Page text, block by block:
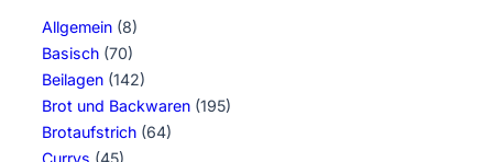
Allgemein (8)
Basisch (70)
Beilagen (142)
Brot und Backwaren (195)
Brotaufstrich (64)
Currys (45)